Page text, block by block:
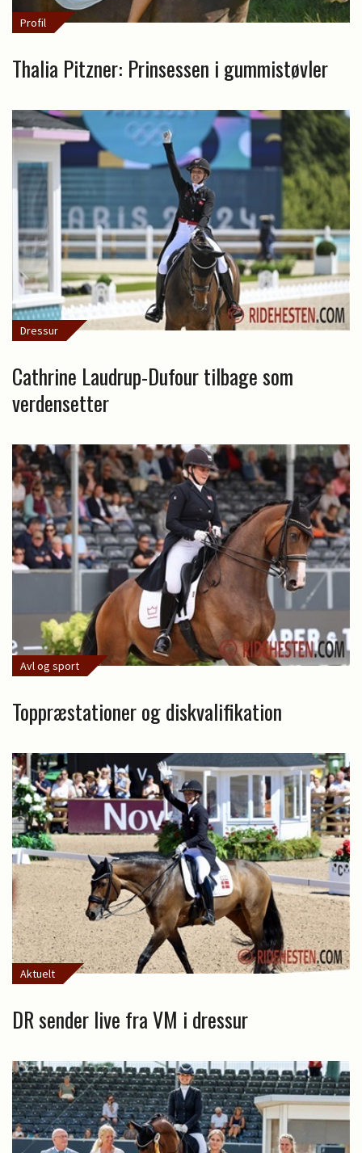
Profil
Thalia Pitzner: Prinsessen i gummistøvler
Dressur
Cathrine Laudrup-Dufour tilbage som
verdensetter
Avl og sport
Toppræstationer og diskvalifikation
Aktuelt
DR sender live fra VM i dressur